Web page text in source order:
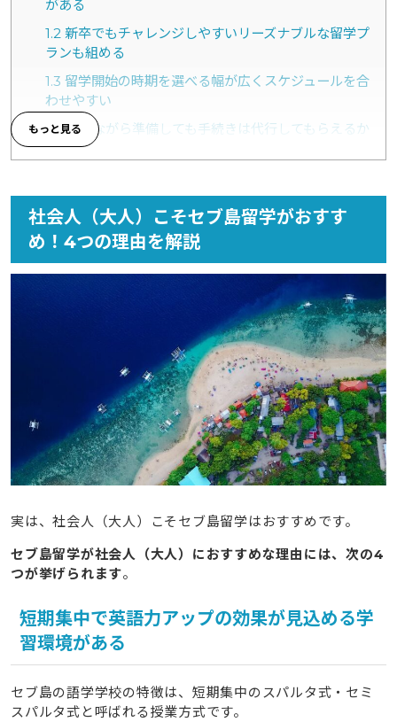
がある
1.2新卒でもチャレンジしやすいリーズナブルな留学プ
ランも組める
1.3 留学開始の時期を選べる幅が広くスケジュールを合
わせやすい
1.4働きながら準備しても手続きは代行してもらえるか
ら手間がほとんどない
る？
3【2026年最新】セブ島留学の社会人向け治安情報｜安
心して学べる環境
社会人（大人）のセブ島留学に向けての準備のポイント
セブ島留学の目的・目標を明確にして必要な期間・
予算を割り出す
渡航前から仕事の合間に英語の基礎的な勉強を進
めておく
4.3必要書類の準備・申請はスケジュールに余裕を持
って済ませる
4.4留学中は収入がなくなるので諸費用を賄える貯金
5社会人（大人）でセブ島留学に不安がある方はタビケン
留学へご相談ください
島の語学学校
6.1GLC（Global Language Cebu）｜英語初心者に
おすすめ
6.2CIA マクタンキャンパス｜綺麗で充実した施設
社会人（大人）こそセブ島留学がおすす
め！4つの理由を解説
実は、社会人（大人）こそセブ島留学はおすすめです。
セブ島留学が社会人（大人）におすすめな理由には、次の4
つが挙げられます。
短期集中で英語力アップの効果が見込める学
習環境がある
セブ島の語学学校の特徴は、短期集中のスパルタ式・セミ
スパルタ式と呼ばれる授業方式です。